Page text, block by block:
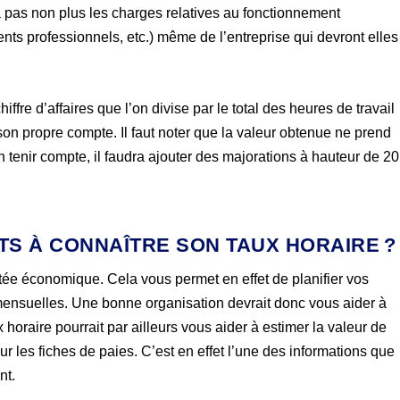
non plus les charges relatives au fonctionnement
professionnels, etc.) même de l’entreprise qui devront elles
d’affaires que l’on divise par le total des heures de travail
propre compte. Il faut noter que la valeur obtenue ne prend
compte, il faudra ajouter des majorations à hauteur de 20
À CONNAÎTRE SON TAUX HORAIRE ?
économique. Cela vous permet en effet de planifier vos
Une bonne organisation devrait donc vous aider à
pourrait par ailleurs vous aider à estimer la valeur de
les fiches de paies. C’est en effet l’une des informations que